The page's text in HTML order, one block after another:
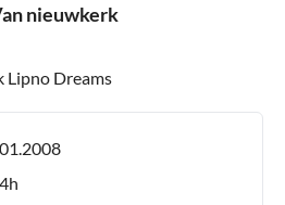
nieuwkerk
Dreams